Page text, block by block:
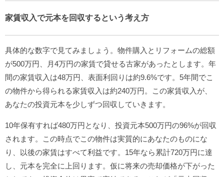
家賃収入で元本を回収するという考え方
具体的な数字で見てみましょう。物件購入とリフォームの総額
が500万円、月4万円の家賃で貸せる古家があったとします。年
間の家賃収入は48万円、表面利回りは約9.6%です。5年間でこ
の物件から得られる家賃収入は約240万円。この家賃収入が、
あなたの投資元本を少しずつ回収していきます。
10年保有すれば480万円となり、投資元本500万円の96%が回収
されます。この時点でこの物件は実質的にあなたのものにな
り、以後の家賃はすべて利益です。15年なら累計720万円に達
し、元本を完全に上回ります。仮に将来の売却価格が下がった